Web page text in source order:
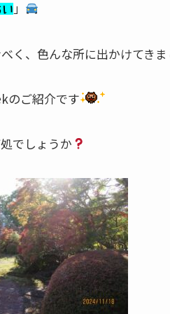
」
く、色んな所に出かけてき
のご紹介です
でしょうか